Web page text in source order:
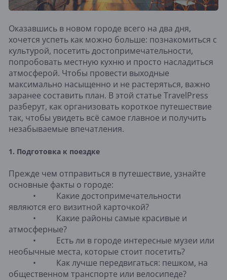
Оказавшись в новом городе всего на два дня,
хочется успеть как можно больше: познакомиться с
культурой, посетить достопримечательности,
попробовать местную кухню и просто насладиться
атмосферой. Чтобы провести выходные
максимально насыщенно и не растеряться, важно
заранее составить план. В этой статье TravelPress
разберут, как организовать короткое путешествие
так, чтобы увидеть всё самое главное и получить
незабываемые впечатления.
1. Подготовка к поездке
Прежде чем отправиться в путешествие, узнайте
основные факты о городе:
• Какие достопримечательности
являются его визитной карточкой?
• Какие районы самые красивые и
атмосферные?
• Есть ли в городе интересные музеи или
необычные места, которые стоит посетить?
• Как лучше передвигаться: пешком, на
общественном транспорте или велосипеде?